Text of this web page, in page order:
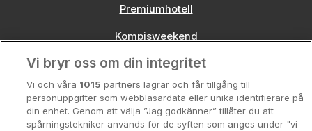
Premiumhotell
Kompisweekend
Storstadsweekend
Hotellrum under 995 kr
Spahotell
Vi bryr oss om din integritet
Vi och våra 1015 partners lagrar och får tillgång till
personuppgifter som webbläsardata eller unika identifierare på
din enhet. Genom att välja ”Jag godkänner” tillåter du att
spårningstekniker används för de syften som anges under "vi